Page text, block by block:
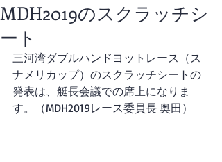
MDH2019のスクラッチシ
ート
三河湾ダブルハンドヨットレース（ス
ナメリカップ）のスクラッチシートの
発表は、艇長会議での席上になりま
す。（MDH2019レース委員長 奥田）